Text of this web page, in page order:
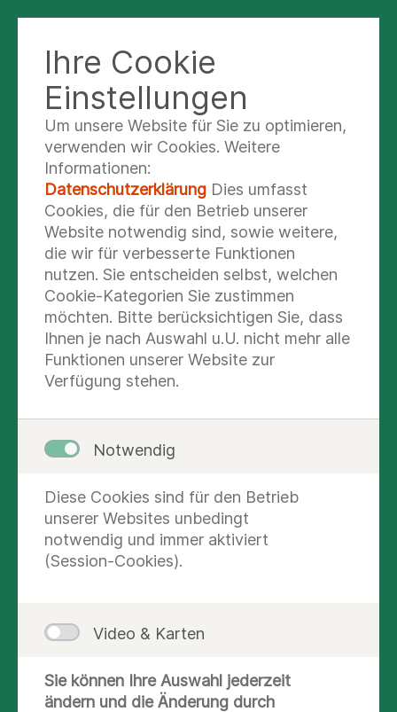
HIRSCHPARK KLINIK ALSBACH-
HÄHNLEIN
Hinweise zur
Besucherregelung
Besucher können von Montag bis Sonntag das
Klinikgebäude betreten. Die Besuchszeiten
richten sich nach den Öffnungszeiten der Klinik.
Montag - Sonntag: 07.00 - 22.00 Uhr
Zum Schutz Ihrer Angehörigen und unserer
wie Husten, Schnupfen und Fieber auf einen
Klinikbesuch zu verzichten.
Umgang mit Covid aufgehoben. Es besteht keine
Test- und Maskenpflicht für Patienten und
Mitarbeiter.
INTERESSIEREN
Praxis im Hirschpark
Ihre Cookie
Einstellungen
Um unsere Website für Sie zu optimieren,
verwenden wir Cookies. Weitere
Informationen:
Datenschutzerklärung Dies umfasst
Cookies, die für den Betrieb unserer
Website notwendig sind, sowie weitere,
die wir für verbesserte Funktionen
nutzen. Sie entscheiden selbst, welchen
Cookie-Kategorien Sie zustimmen
möchten. Bitte berücksichtigen Sie, dass
Ihnen je nach Auswahl u.U. nicht mehr alle
Funktionen unserer Website zur
Verfügung stehen.
Notwendig
Diese Cookies sind für den Betrieb
unserer Websites unbedingt
notwendig und immer aktiviert
(Session-Cookies).
Video & Karten
Sie können Ihre Auswahl jederzeit
ändern und die Änderung durch